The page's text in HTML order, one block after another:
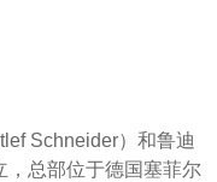
Schneider）和鲁迪
，总部位于德国塞菲尔